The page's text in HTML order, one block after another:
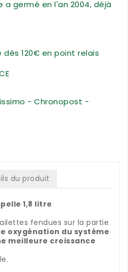
a germé en l'an 2004, déjà
120€ en point relais
- Chronopost -
du produit
1,8 litre
fendues sur la partie
oxygénation du système
meilleure croissance